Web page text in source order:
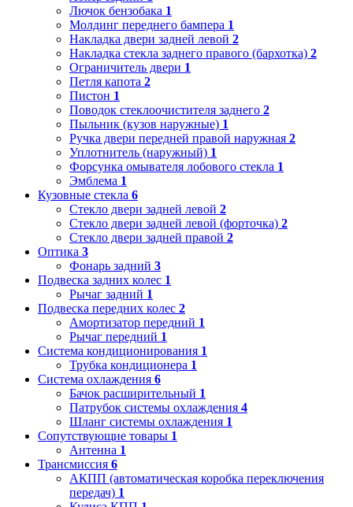
Лючок бензобака 1
Молдинг переднего бампера 1
Накладка двери задней левой 2
Накладка стекла заднего правого (бархотка) 2
Ограничитель двери 1
Петля капота 2
Пистон 1
Поводок стеклоочистителя заднего 2
Пыльник (кузов наружные) 1
Ручка двери передней правой наружная 2
Уплотнитель (наружный) 1
Форсунка омывателя лобового стекла 1
Эмблема 1
Кузовные стекла 6
Стекло двери задней левой 2
Стекло двери задней левой (форточка) 2
Стекло двери задней правой 2
Оптика 3
Фонарь задний 3
Подвеска задних колес 1
Рычаг задний 1
Подвеска передних колес 2
Амортизатор передний 1
Рычаг передний 1
Система кондиционирования 1
Трубка кондиционера 1
Система охлаждения 6
Бачок расширительный 1
Патрубок системы охлаждения 4
Шланг системы охлаждения 1
Сопутствующие товары 1
Антенна 1
Трансмиссия 6
АКПП (автоматическая коробка переключения
передач) 1